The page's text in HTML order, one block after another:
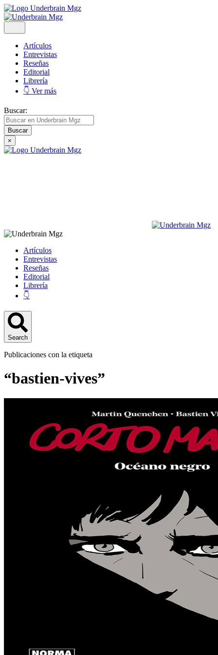
Artículos
Entrevistas
Reseñas
Editorial
Librería
👇 Ver más
Buscar:
×
Artículos
Entrevistas
Reseñas
Editorial
Librería
👇
Search
Publicaciones con la etiqueta
“bastien-vives”